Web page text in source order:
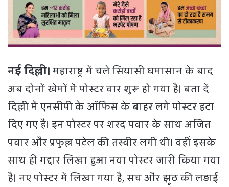
नई दिल्ली।महाराष्ट्र में चले सियासी घमासान के बाद
अब दोनों खेमों में पोस्टर वार शुरू हो गया है। बता दें
दिल्ली में एनसीपी के ऑफिस के बाहर लगे पोस्टर हटा
दिए गए हैं। इन पोस्टर पर शरद पवार के साथ अजित
पवार और प्रफुल्ल पटेल की तस्वीर लगी थी। वहीं इसके
साथ ही गद्दार लिखा हुआ नया पोस्टर जारी किया गया
है। नए पोस्टर में लिखा गया है, सच और झूठ की लड़ाई